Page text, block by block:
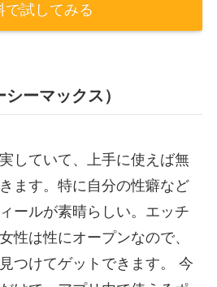
で試してみる
ーマックス）
していて、上手に使えば無
ます。特に自分の性癖など
ールが素晴らしい。エッチ
性は性にオープンなので、
つけてゲットできます。 今